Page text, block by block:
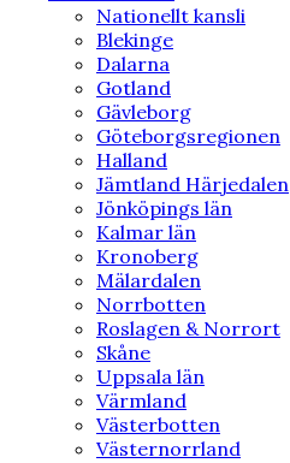
Nationellt kansli
Blekinge
Dalarna
Gotland
Gävleborg
Göteborgsregionen
Halland
Jämtland Härjedalen
Jönköpings län
Kalmar län
Kronoberg
Mälardalen
Norrbotten
Roslagen & Norrort
Skåne
Uppsala län
Värmland
Västerbotten
Västernorrland